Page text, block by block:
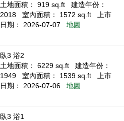
土地面積： 919 sq.ft
建造年份：
2018
室內面積： 1572 sq.ft
上市
日期： 2026-07-07
地圖
臥3 浴2
土地面積： 6229 sq.ft
建造年份：
1949
室內面積： 1539 sq.ft
上市
日期： 2026-07-06
地圖
臥3 浴1